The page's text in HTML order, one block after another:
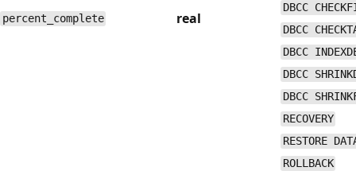
percent_complete real
DBCC
DBCC
DBCC
DBCC
DBCC
RECOVERY
RESTORE
ROLLBACK